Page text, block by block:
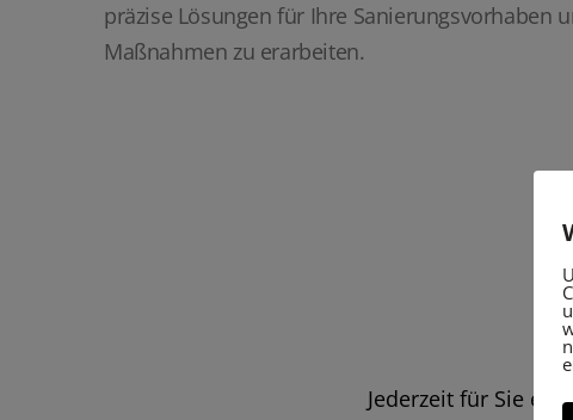
präzise Lösungen für Ihre Sanierungsvorhaben
Maßnahmen zu erarbeiten.
Jederzeit für Sie